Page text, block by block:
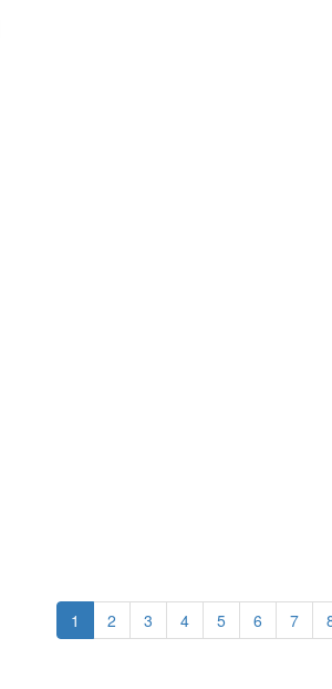
Aktuelle
Seite
1 Page
2 Page
3 Page
4 Page
5 Page
6 Page
7